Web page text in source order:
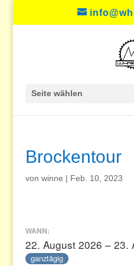
Seite wählen
Brockentour
von winne | Feb. 10, 2023
WANN:
22. August 2026 – 23.
ganztägig